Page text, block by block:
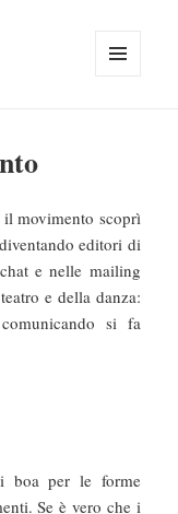
movimento scoprì
editori di
e nelle mailing
e della danza:
si fa
boa per le forme
Se è vero che i